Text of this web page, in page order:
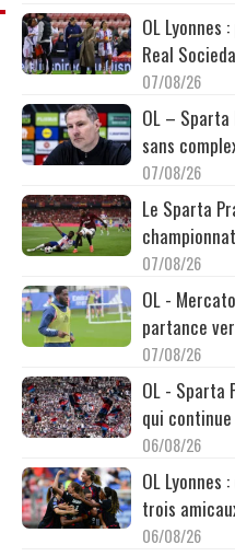
OL
Real
07/08/26
OL – Sparta
sans
07/08/26
Le Sparta
07/08/26
OL -
partance
07/08/26
OL - Sparta
qui
06/08/26
OL Lyonnes
trois
06/08/26